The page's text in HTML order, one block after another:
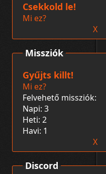
Discord
Missziók
Gyűjts killt!
Mi ez?
Felvehető missziók:
Napi: 3
Heti: 2
Havi: 1
X
Csekkold le!
Mi ez?
X